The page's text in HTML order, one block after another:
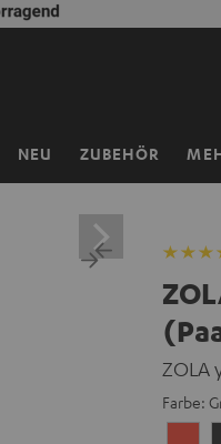
NEU ZUBEHÖR
ZOLA
Farbe: